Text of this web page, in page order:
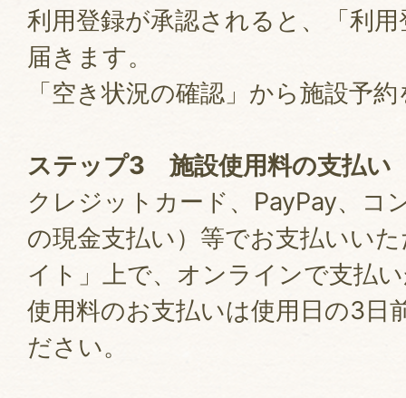
利用登録が承認されると、「利
届きます。
「空き状況の確認」から施設予
ステップ3 施設使用料の支払い
クレジットカード、PayPay、コ
の現金支払い）等でお支払いい
イト」上で、オンラインで支払
使用料のお支払いは使用日の3日
ださい。